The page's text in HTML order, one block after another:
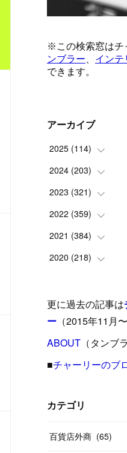
アーカイブ
2025 (114)
(1)
(8)
(6)
(9)
(5 )
15
(24)
(8 )
17
2024 (203)
(24)
(10)
(18)
(17)
16
(12)
(19 )
(13
( 12
2023 (321)
(25)
(17)
(35)
33 )
(26)
(27 )
(29
(26
2022 (359)
(42)
(37)
(31)
(31)
(31 )
(26
(14
2021 (384)
(9)
(39)
(23)
(40 )
(55
(20
2020 (218)
(24)
(42)
(24 )
(33
(20
更に過去の記事は
ー （2015年11月
ABOUT （タンブ
■チャーリーのブ
カテゴリ
百貨店外商 (65)